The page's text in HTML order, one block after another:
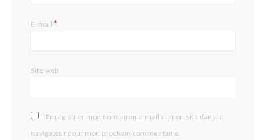
E-mail*
Site web
Enregistrer mon nom, mon e-mail et mon site dans le
navigateur pour mon prochain commentaire.